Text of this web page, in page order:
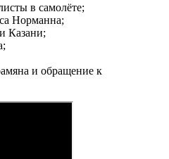
в самолёте;
Норманна;
Казани;
и обращение к